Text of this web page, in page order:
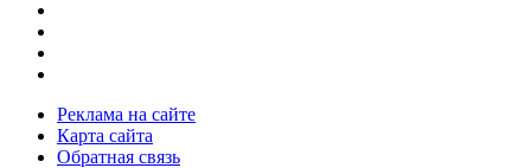
Реклама на сайте
Карта сайта
Обратная связь